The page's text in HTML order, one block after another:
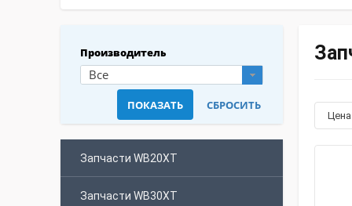
Производитель
Все
Запчасти WB20XT
Запчасти WB30XT